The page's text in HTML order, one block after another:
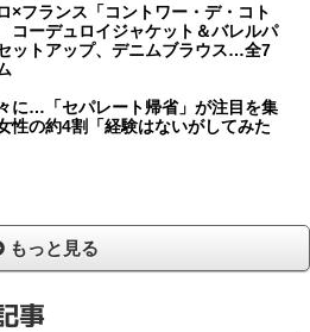
×フランス「コントワー・デ・コト
ーデュロイジャケット＆バレルパ
ットアップ、デニムブラウス…全7
に…「セパレート帰省」が注目を集
の約4割「経験はないがしてみた
もっと見る
事